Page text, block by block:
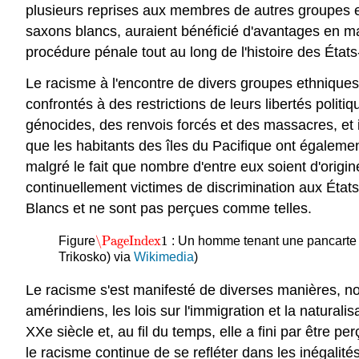
plusieurs reprises aux membres de autres
saxons blancs, auraient bénéficié d'avantages en
procédure pénale tout au long de l'histoire des
Le racisme à l'encontre de divers groupes
confrontés à des restrictions de leurs libertés
génocides, des renvois forcés et des massacres,
que les habitants des îles du Pacifique ont
malgré le fait que nombre d'entre eux soient
continuellement victimes de discrimination aux
Blancs et ne sont pas perçues comme telles.
Figure\PageIndex1
\PageIndex1 : Un homme tenant une
Trikosko) viaWikimedia)
Le racisme s'est manifesté de diverses manières,
amérindiens, les lois sur l'immigration et la
XXe siècle et, au fil du temps, elle a fini par être
le racisme continue de se refléter dans les